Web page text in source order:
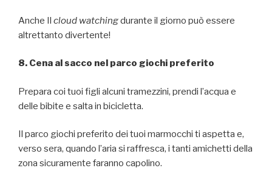
Anche Il cloud watchingdurante il giorno può essere
altrettanto divertente!
8. Cena al sacco nel parco giochi preferito
Prepara coi tuoi figli alcuni tramezzini, prendi l’acqua e
delle bibite e salta in bicicletta.
Il parco giochi preferito dei tuoi marmocchi ti aspetta e,
verso sera, quando l’aria si raffresca, i tanti amichetti della
zona sicuramente faranno capolino.